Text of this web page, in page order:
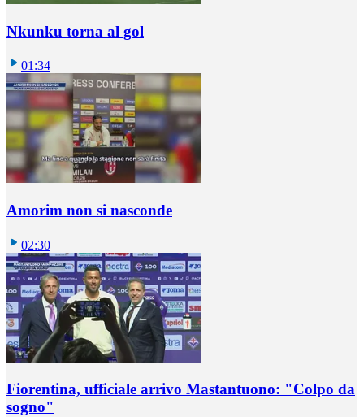
Nkunku torna al gol
01:34
Amorim non si nasconde
02:30
Fiorentina, ufficiale arrivo Mastantuono: "Colpo da
sogno"